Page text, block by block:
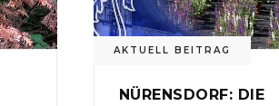
AKTUELL BEITRAG
NÜRENSDORF: DIE